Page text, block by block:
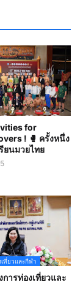
for
! 🥊 ครั้งหนึ่ง
ยนมวยไทย
ที่ยวและกีฬา
ารท่องเที่ยวและ